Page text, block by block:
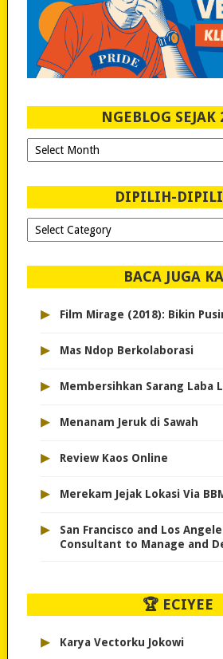
NGEBLOG SEJAK
Ngeblog
Sejak
DIPILIH-
Dipilih-
dipilih..
BACA JUGA
▸ Film Mirage (2018): Bikin
▸ Mas Ndop Berkolaborasi
▸ Membersihkan Sarang Laba
▸ Menanam Jeruk di Sawah
▸ Review Kaos Online
▸ Merekam Jejak Lokasi Via
▸
San Francisco and Los
Consultant to Manage and
🏆 ECIYEE
▸ Karya Vectorku Jokowi